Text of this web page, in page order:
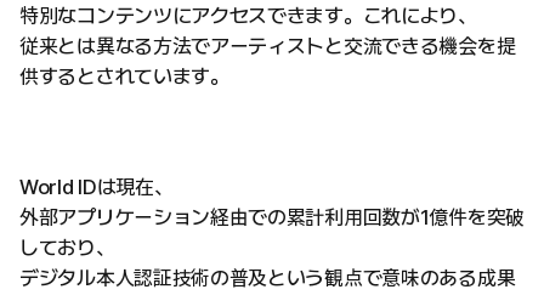
特別なコンテンツにアクセスできます。これにより、
従来とは異なる方法でアーティストと交流できる機会を提
供するとされています。
World IDは現在、
外部アプリケーション経由での累計利用回数が1億件を突破
しており、
デジタル本人認証技術の普及という観点で意味のある成果